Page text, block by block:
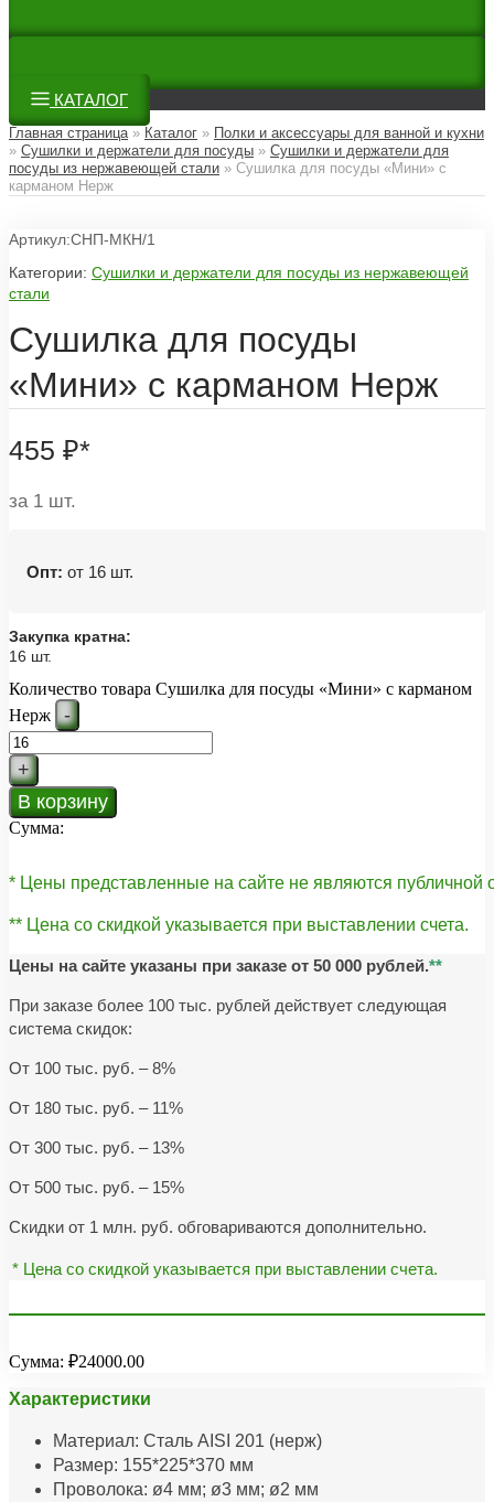
КАТАЛОГ
Главная страница» Каталог » Полки и аксессуары для ванной и кухни
» Сушилки и держатели для посуды » Сушилки и держатели для
посуды из нержавеющей стали » Сушилка для посуды «Мини» с
карманом Нерж
Артикул:СНП-МКН/1
Категории: Сушилки и держатели для посуды из нержавеющей
стали
Сушилка для посуды
«Мини» с карманом Нерж
455 ₽*
за 1 шт.
Опт: от 16 шт.
Закупка кратна:
16 шт.
Количество товара Сушилка для посуды «Мини» с карманом
Нерж
-
+
В корзину
Сумма:
* Цены представленные на сайте не являются публичной
** Цена со скидкой указывается при выставлении счета.
Цены на сайте указаны при заказе от 50 000 рублей.**
При заказе более 100 тыс. рублей действует следующая
система скидок:
От 100 тыс. руб. – 8%
От 180 тыс. руб. – 11%
От 300 тыс. руб. – 13%
От 500 тыс. руб. – 15%
Скидки от 1 млн. руб. обговариваются дополнительно.
* Цена со скидкой указывается при выставлении счета.
Сумма: ₽24000.00
Характеристики
Материал: Сталь AISI 201 (нерж)
Размер: 155*225*370 мм
Проволока: ø4 мм; ø3 мм; ø2 мм